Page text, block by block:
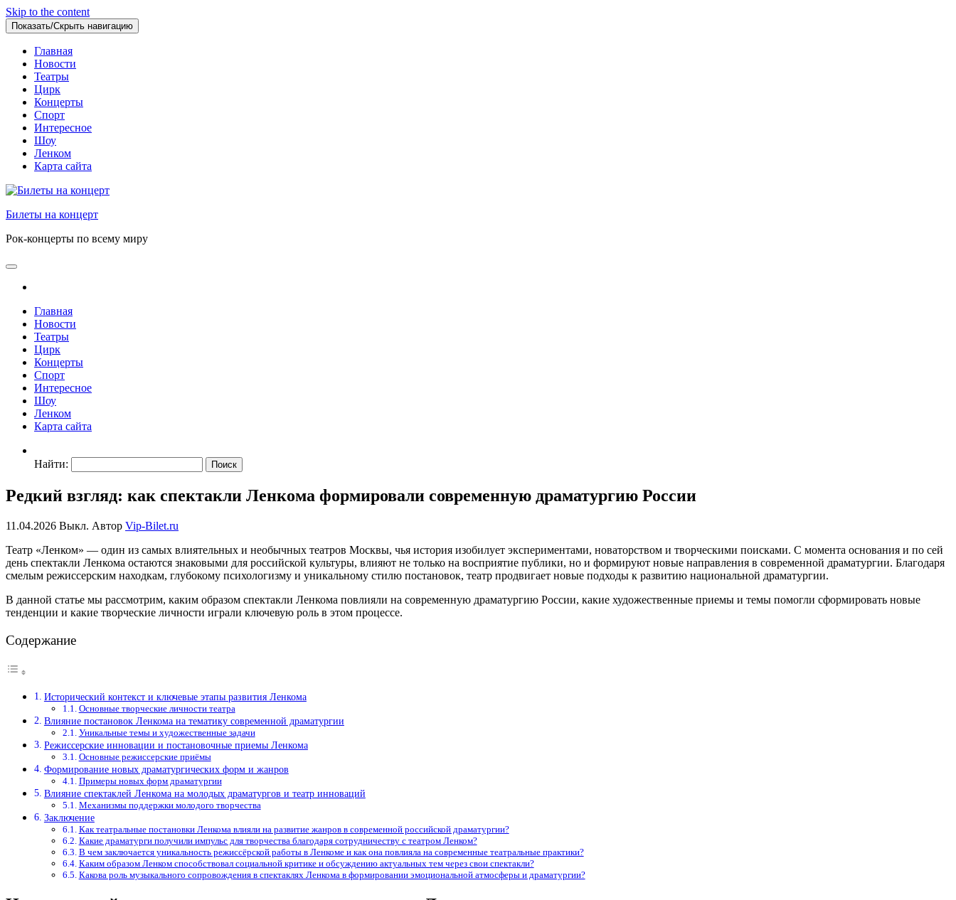
Skip to the content
Показать/Скрыть навигацию
Главная
Новости
Театры
Цирк
Концерты
Спорт
Интересное
Шоу
Ленком
Карта сайта
Билеты на концерт
Рок-концерты по всему миру
Главная
Новости
Театры
Цирк
Концерты
Спорт
Интересное
Шоу
Ленком
Карта сайта
Найти:
Редкий взгляд: как спектакли Ленкома формировали современную драматургию России
11.04.2026 Выкл. Автор Vip-Bilet.ru
Театр «Ленком» — один из самых влиятельных и необычных театров Москвы, чья история изобилует экспериментами, новаторством и творческими поисками. С момента основания и по сей
день спектакли Ленкома остаются знаковыми для российской культуры, влияют не только на восприятие публики, но и формируют новые направления в современной драматургии. Благодаря
смелым режиссерским находкам, глубокому психологизму и уникальному стилю постановок, театр продвигает новые подходы к развитию национальной драматургии.
В данной статье мы рассмотрим, каким образом спектакли Ленкома повлияли на современную драматургию России, какие художественные приемы и темы помогли сформировать новые
тенденции и какие творческие личности играли ключевую роль в этом процессе.
Содержание
Исторический контекст и ключевые этапы развития Ленкома
Основные творческие личности театра
Влияние постановок Ленкома на тематику современной драматургии
Уникальные темы и художественные задачи
Режиссерские инновации и постановочные приемы Ленкома
Основные режиссерские приёмы
Формирование новых драматургических форм и жанров
Примеры новых форм драматургии
Влияние спектаклей Ленкома на молодых драматургов и театр инноваций
Механизмы поддержки молодого творчества
Заключение
Как театральные постановки Ленкома влияли на развитие жанров в современной российской драматургии?
Какие драматурги получили импульс для творчества благодаря сотрудничеству с театром Ленком?
В чем заключается уникальность режиссёрской работы в Ленкоме и как она повлияла на современные театральные практики?
Каким образом Ленком способствовал социальной критике и обсуждению актуальных тем через свои спектакли?
Какова роль музыкального сопровождения в спектаклях Ленкома в формировании эмоциональной атмосферы и драматургии?